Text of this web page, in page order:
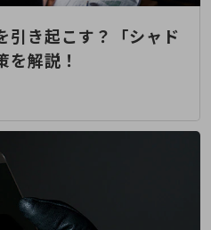
引き起こす？「シャド
解説！